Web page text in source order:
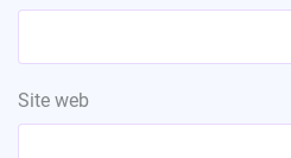
Site web